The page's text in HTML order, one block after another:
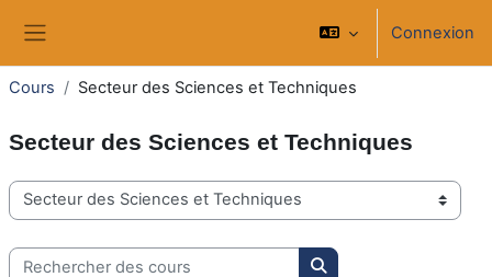
Connexion
Cours Secteur des Sciences et Techniques
Secteur des Sciences et Techniques
Catégories de cours
Rechercher des cours